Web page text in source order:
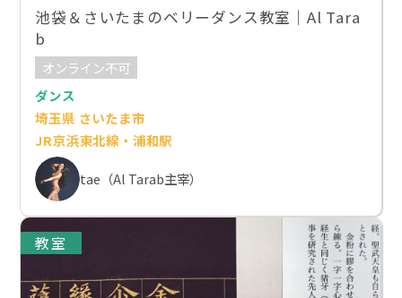
池袋＆さいたまのベリーダンス教室｜Al Tara
b
オンライン不可
ダンス
埼玉県 さいたま市
JR京浜東北線・浦和駅
tae（Al Tarab主宰）
教室